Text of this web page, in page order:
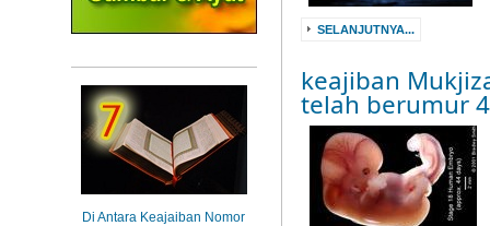
SELANJUTNYA...
keajiban
telah berumur
Di Antara Keajaiban Nomor